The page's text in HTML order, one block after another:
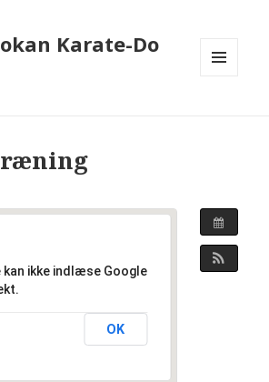
Karate-Do
kan ikke indlæse Google
OK